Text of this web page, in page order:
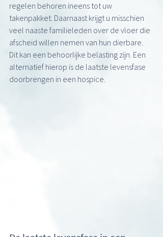
regelen behoren ineens tot uw
takenpakket. Daarnaast krijgt u misschien
veel naaste familieleden over de vloer die
afscheid willen nemen van hun dierbare.
Dit kan een behoorlijke belasting zijn. Een
alternatief hierop is de laatste levensfase
doorbrengen in een hospice.